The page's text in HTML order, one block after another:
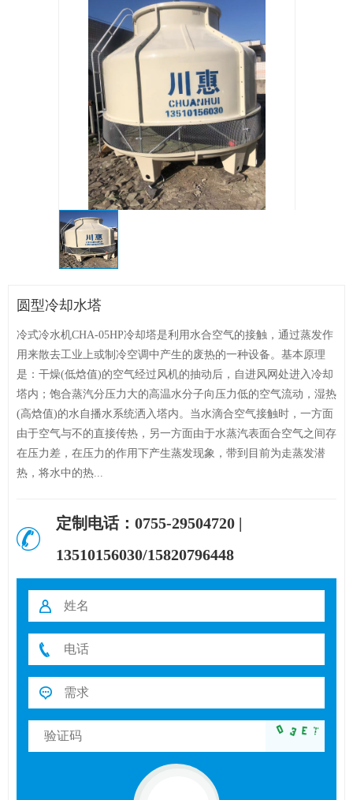
圆型冷却水塔
冷式冷水机CHA-05HP冷却塔是利用水合空气的接触，通过蒸发作
用来散去工业上或制冷空调中产生的废热的一种设备。基本原理
是：干燥(低焓值)的空气经过风机的抽动后，自进风网处进入冷却
塔内；饱合蒸汽分压力大的高温水分子向压力低的空气流动，湿热
(高焓值)的水自播水系统洒入塔内。当水滴合空气接触时，一方面
由于空气与不的直接传热，另一方面由于水蒸汽表面合空气之间存
在压力差，在压力的作用下产生蒸发现象，带到目前为走蒸发潜
热，将水中的热...
定制电话：0755-29504720 |
13510156030/15820796448